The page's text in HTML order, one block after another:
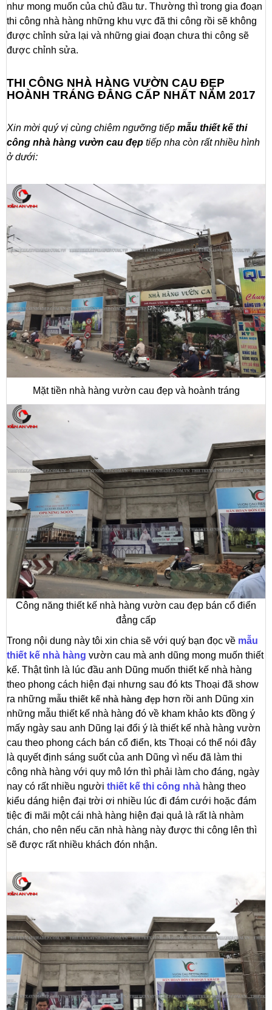
như mong muốn của chủ đầu tư. Thường thì trong gia đoạn
thi công nhà hàng những khu vực đã thi công rồi sẽ không
được chỉnh sửa lại và những giai đoạn chưa thi công sẽ
được chỉnh sửa.
THI CÔNG NHÀ HÀNG VƯỜN CAU ĐẸP
HOÀNH TRÁNG ĐẲNG CẤP NHẤT NĂM 2017
Xin mời quý vị cùng chiêm ngưỡng tiếp mẫu thiết kế thi
công nhà hàng vườn cau đẹp tiếp nha còn rất nhiều hình
ở dưới:
Mặt tiền nhà hàng vườn cau đẹp và hoành tráng
Công năng thiết kế nhà hàng vườn cau đẹp bán cổ điển
đẳng cấp
Trong nội dung này tôi xin chia sẽ với quý bạn đọc về mẫu
thiết kế nhà hàng vườn cau mà anh dũng mong muốn thiết
kế. Thật tình là lúc đầu anh Dũng muốn thiết kế nhà hàng
theo phong cách hiện đại nhưng sau đó kts Thoại đã show
ra những mẫu thiết kế nhà hàng đẹp hơn rồi anh Dũng xin
những mẫu thiết kế nhà hàng đó về kham khảo kts đồng ý
mấy ngày sau anh Dũng lại đổi ý là thiết kế nhà hàng vườn
cau theo phong cách bán cổ điển, kts Thoại có thể nói đây
là quyết định sáng suốt của anh Dũng vì nếu đã làm thi
công nhà hàng với quy mô lớn thì phải làm cho đáng, ngày
nay có rất nhiều người thiết kế thi công nhà hàng theo
kiểu dáng hiện đại trời ơi nhiều lúc đi đám cưới hoặc đám
tiệc đi mãi một cái nhà hàng hiện đại quả là rất là nhàm
chán, cho nên nếu căn nhà hàng này được thi công lên thì
sẽ được rất nhiều khách đón nhận.